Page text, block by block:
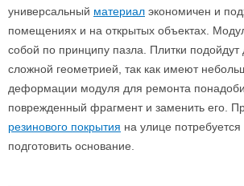
универсальный материал экономичен и
помещениях и на открытых объектах.
собой по принципу пазла. Плитки
сложной геометрией, так как имеют
деформации модуля для ремонта
поврежденный фрагмент и заменить его.
резинового покрытия на улице потребуется
подготовить основание.